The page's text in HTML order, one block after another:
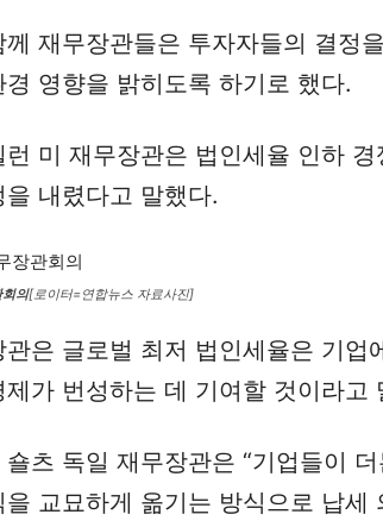
께 재무장관들은 투자자들의 결정
경 영향을 밝히도록 하기로 했다.
런 미 재무장관은 법인세율 인하
을 내렸다고 말했다.
의[로이터=연합뉴스 자료사진]
관은 글로벌 최저 법인세율은 기업
제가 번성하는 데 기여할 것이라고
숄츠 독일 재무장관은 “기업들이
을 교묘하게 옮기는 방식으로 납세